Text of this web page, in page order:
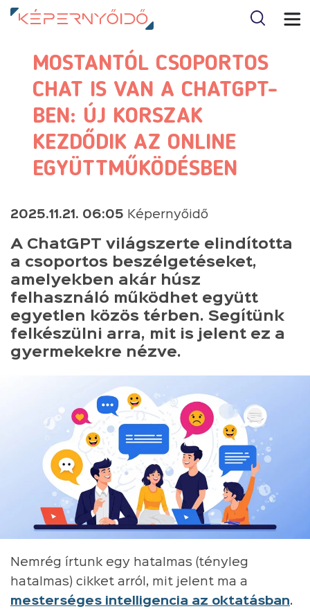
MOSTANTÓL CSOPORTOS
CHAT IS VAN A CHATGPT-
BEN: ÚJ KORSZAK
KEZDŐDIK AZ ONLINE
EGYÜTTMŰKÖDÉSBEN
2025.11.21. 06:05 Képernyőidő
A ChatGPT világszerte elindította
a csoportos beszélgetéseket,
amelyekben akár húsz
felhasználó működhet együtt
egyetlen közös térben. Segítünk
felkészülni arra, mit is jelent ez a
gyermekekre nézve.
Nemrég írtunk egy hatalmas (tényleg
hatalmas) cikket arról, mit jelent ma a
mesterséges intelligencia az oktatásban.